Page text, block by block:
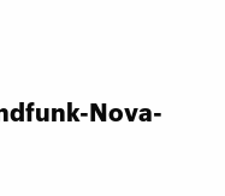
Nova-